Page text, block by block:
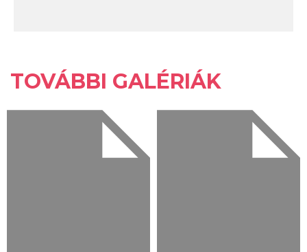
TOVÁBBI GALÉRIÁK